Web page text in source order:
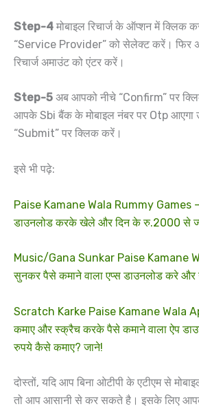
Step-4 मोबाइल रिचार्ज के ऑप्शन में क्लिक
“Service Provider” को सेलेक्ट करें। फिर
रिचार्ज अमाउंट को एंटर करें।
Step-5 अब आपको नीचे “Confirm” पर
आपके Sbi बैंक के मोबाइल नंबर पर Otp आएगा
“Submit” पर क्लिक करें।
इसे भी पढ़े:
Paise Kamane Wala Rummy Games –
डाउनलोड करके खेले और दिन के रु.2000 से
Music/Gana Sunkar Paise Kamane
सुनकर पैसे कमाने वाला एप्स डाउनलोड करे
Scratch Karke Paise Kamane Wala
कमाए और स्क्रैच करके पैसे कमाने वाला ऐप
रुपये कैसे कमाए? जाने!
दोस्तों, यदि आप बिना ओटीपी के एटीएम से
तो आप आसानी से कर सकते है। इसके लिए